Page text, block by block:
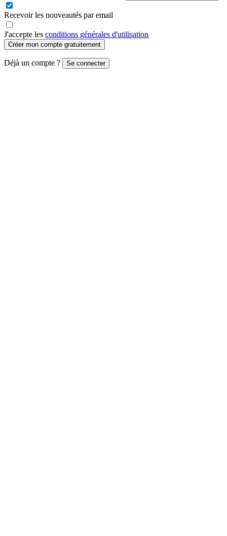
Recevoir les nouveautés par email
J'accepte les conditions générales d'utilisation
Créer mon compte gratuitement
Déjà un compte ? Se connecter